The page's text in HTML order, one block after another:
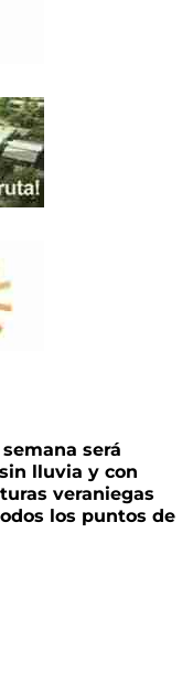
será
lluvia y con
veraniegas
los puntos de